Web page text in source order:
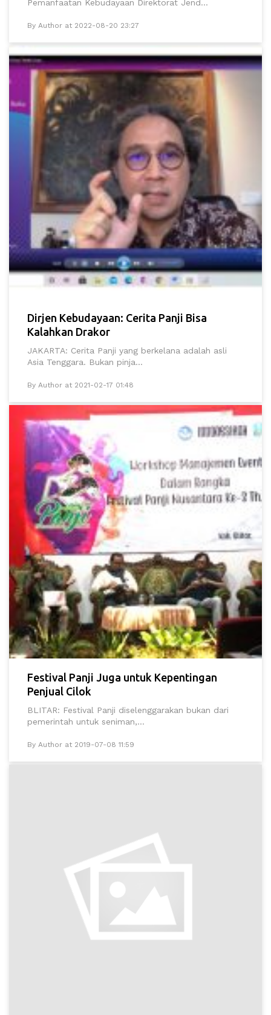
Pemanfaatan Kebudayaan Direktorat Jend...
By Author at 2022-08-20 23:27
Dirjen Kebudayaan: Cerita Panji Bisa
Kalahkan Drakor
JAKARTA: Cerita Panji yang berkelana adalah asli
Asia Tenggara. Bukan pinja...
By Author at 2021-02-17 01:48
Festival Panji Juga untuk Kepentingan
Penjual Cilok
BLITAR: Festival Panji diselenggarakan bukan dari
pemerintah untuk seniman,...
By Author at 2019-07-08 11:59